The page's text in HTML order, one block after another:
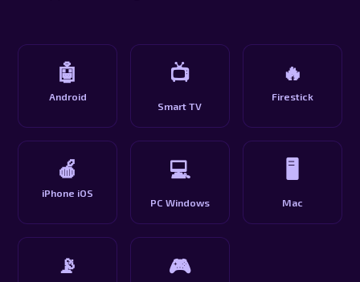
🤖
Android
📺
Smart TV
🔥
Firestick
🍎
iPhone iOS
💻
PC Windows
🖥️
Mac
📡 🎮